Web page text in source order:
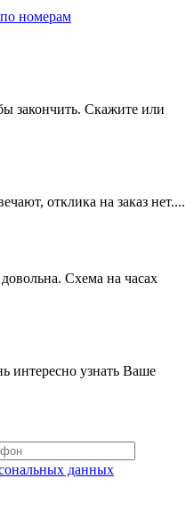
по номерам
закончить. Скажите или
отклика на заказ нет....
Схема на часах
интересно узнать Ваше
данных